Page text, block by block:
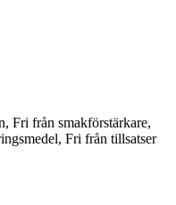
Fri från smakförstärkare,
Fri från tillsatser